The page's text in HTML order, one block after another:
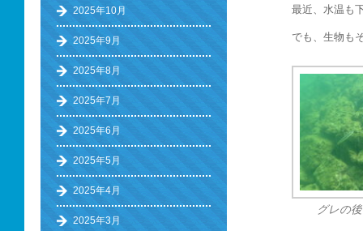
最近、水温
でも、生物も
グレの
2025年10月
2025年9月
2025年8月
2025年7月
2025年6月
2025年5月
2025年4月
2025年3月